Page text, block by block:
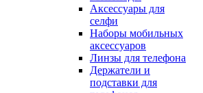
Аксессуары для
селфи
Наборы мобильных
аксессуаров
Линзы для телефона
Держатели и
подставки для